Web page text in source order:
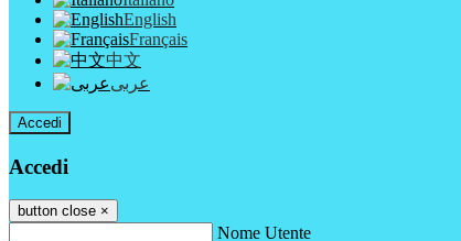
English
Français
中文
عربى
Accedi
Accedi
button close ×
Nome Utente